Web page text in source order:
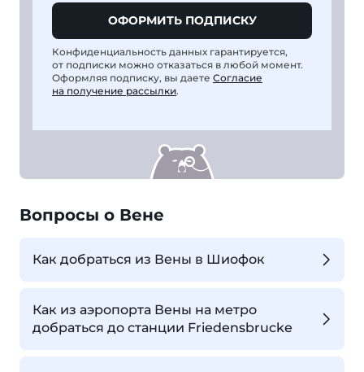
ОФОРМИТЬ ПОДПИСКУ
Конфиденциальность данных гарантируется,
от подписки можно отказаться в любой момент.
Оформляя подписку, вы даете Согласие
на получение рассылки.
Вопросы о Вене
Как добраться из Вены в Шиофок
Как из аэропорта Вены на метро
добраться до станции Friedensbrucke